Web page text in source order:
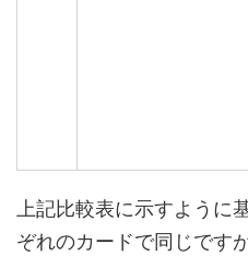
上記比較表に示すように
ぞれのカードで同じです